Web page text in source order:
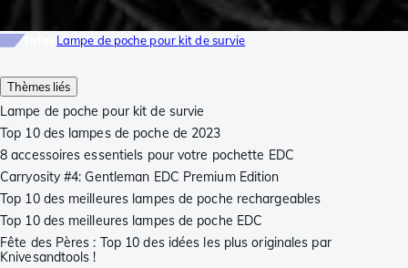
Thèmes liés
Lampe de poche pour kit de survie
Top 10 des lampes de poche de 2023
8 accessoires essentiels pour votre pochette EDC
Carryosity #4: Gentleman EDC Premium Edition
Top 10 des meilleures lampes de poche rechargeables
Top 10 des meilleures lampes de poche EDC
Fête des Pères : Top 10 des idées les plus originales par
Knivesandtools !
Lampe de poche pour kit de survie